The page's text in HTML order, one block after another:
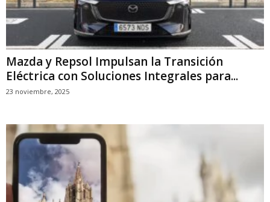
Mazda y Repsol Impulsan la Transición
Eléctrica con Soluciones Integrales para...
23 noviembre, 2025